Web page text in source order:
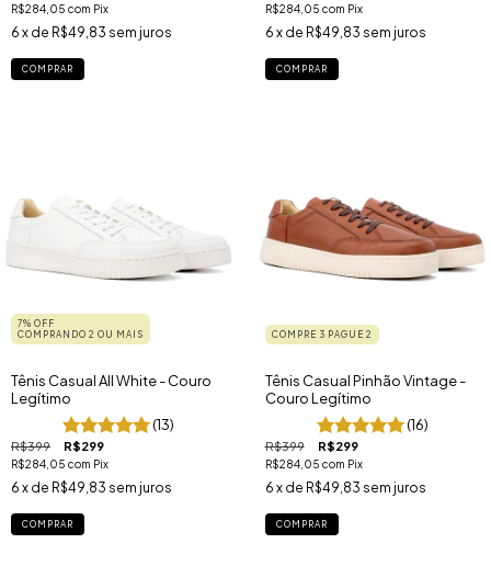
R$284,05 com Pix
6 x de R$49,83 sem juros
COMPRAR
R$284,05 com Pix
6 x de R$49,83 sem juros
COMPRAR
7% OFF
COMPRANDO 2 OU MAIS
Tênis Casual All White - Couro
Legítimo
(13)
R$399 R$299
R$284,05 com Pix
6 x de R$49,83 sem juros
COMPRAR
COMPRE 3 PAGUE 2
Tênis Casual Pinhão Vintage -
Couro Legítimo
(16)
R$399 R$299
R$284,05 com Pix
6 x de R$49,83 sem juros
COMPRAR